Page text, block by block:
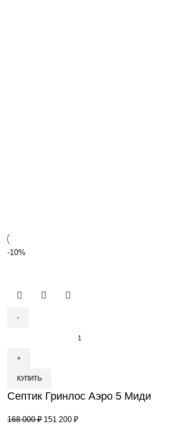
-10%
Септик
Аэро
5
КУПИТЬ
Септик Гринлос Аэро 5 Миди
168 000₽ Первоначальная
151 200 ₽Текущая